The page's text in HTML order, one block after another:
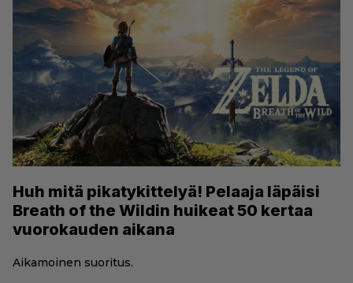
Huh mitä pikatykittelyä! Pelaaja läpäisi
Breath of the Wildin huikeat 50 kertaa
vuorokauden aikana
Aikamoinen suoritus.